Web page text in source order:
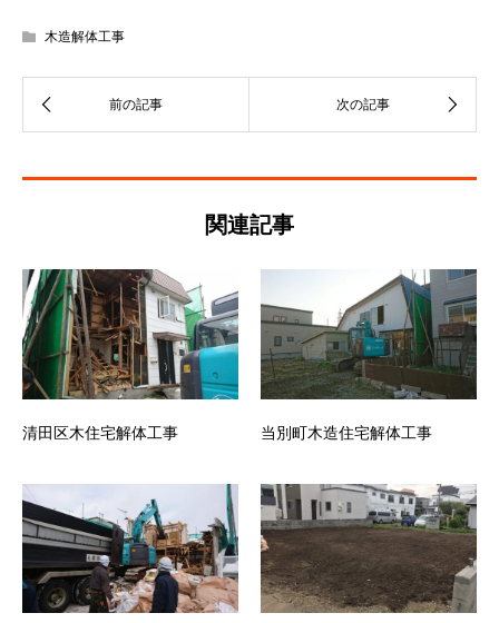
木造解体工事
関連記事
清田区木住宅解体工事 当別町木造住宅解体工事